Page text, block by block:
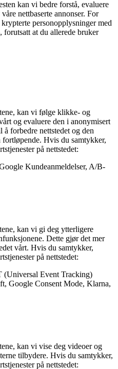
kan vi bedre forstå, evaluere
nettbaserte annonser. For
personopplysninger med
forutsatt at du allerede bruker
kan vi følge klikke- og
og evaluere den i anonymisert
forbedre nettstedet og den
fortløpende. Hvis du samtykker,
på nettstedet:
Kundeanmeldelser, A/B-
kan vi gi deg ytterligere
Dette gjør det mer
vårt. Hvis du samtykker,
på nettstedet:
(Universal Event Tracking)
Google Consent Mode, Klarna,
kan vi vise deg videoer og
tilbydere. Hvis du samtykker,
på nettstedet: